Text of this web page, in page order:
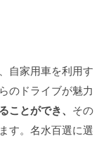
自家用車を利用す
のドライブが魅力
ことができ、 その
す。名水百選に選